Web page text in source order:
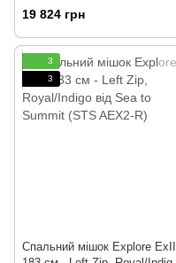
(-10/-17°C), 183 см - Right Zip,
Ocean/Artic (STS AAT2-WL)
19 824 грн
3
3
Спальний мішок Explore ExII,